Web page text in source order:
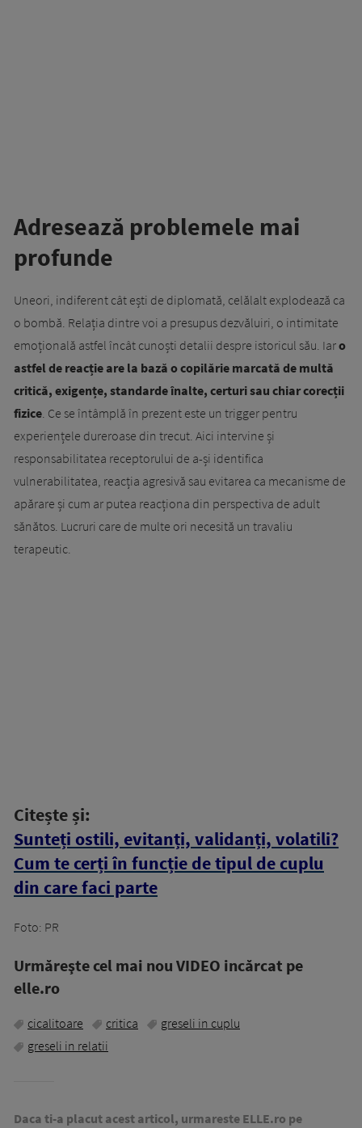
Adresează problemele mai
profunde
Uneori, indiferent cât ești de diplomată, celălalt explodează ca
o bombă. Relația dintre voi a presupus dezvăluiri, o intimitate
emoțională astfel încât cunoști detalii despre istoricul său. Iaro
astfel de reacție are la bază o copilărie marcată de multă
critică, exigențe, standarde înalte, certuri sau chiar corecții
fizice. Ce se întâmplă în prezent este un trigger pentru
experiențele dureroase din trecut. Aici intervine și
responsabilitatea receptorului de a-și identifica
vulnerabilitatea, reacția agresivă sau evitarea ca mecanisme de
apărare și cum ar putea reacționa din perspectiva de adult
sănătos. Lucruri care de multe ori necesită un travaliu
terapeutic.
Citește și:
Sunteți ostili, evitanți, validanți, volatili?
Cum te cerți în funcție de tipul de cuplu
din care faci parte
Foto: PR
Urmăreşte cel mai nou VIDEO incărcat pe
elle.ro
cicalitoare critica
greseli in cuplu
greseli in relatii
Daca ti-a placut acest articol, urmareste ELLE.ro pe